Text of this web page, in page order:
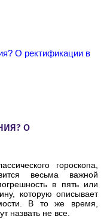
О
гороскопа,
весьма важной
в пять или
которую описывает
В то же время,
назвать не все.